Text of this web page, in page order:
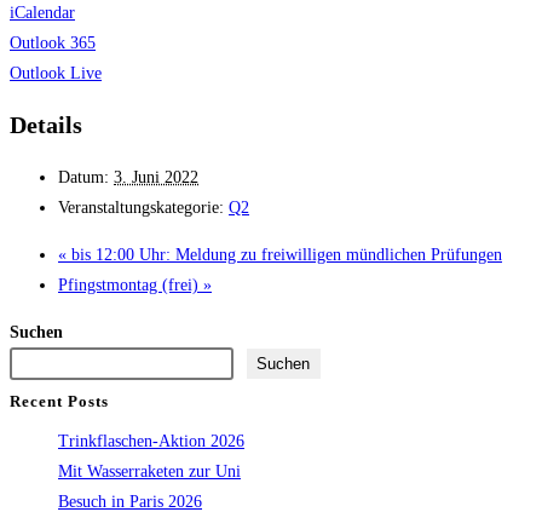
iCalendar
Outlook 365
Outlook Live
Details
Datum: 3. Juni 2022
Veranstaltungskategorie: Q2
« bis 12:00 Uhr: Meldung zu freiwilligen mündlichen Prüfungen
Pfingstmontag (frei) »
Suchen
Suchen
Recent Posts
Trinkflaschen-Aktion 2026
Mit Wasserraketen zur Uni
Besuch in Paris 2026